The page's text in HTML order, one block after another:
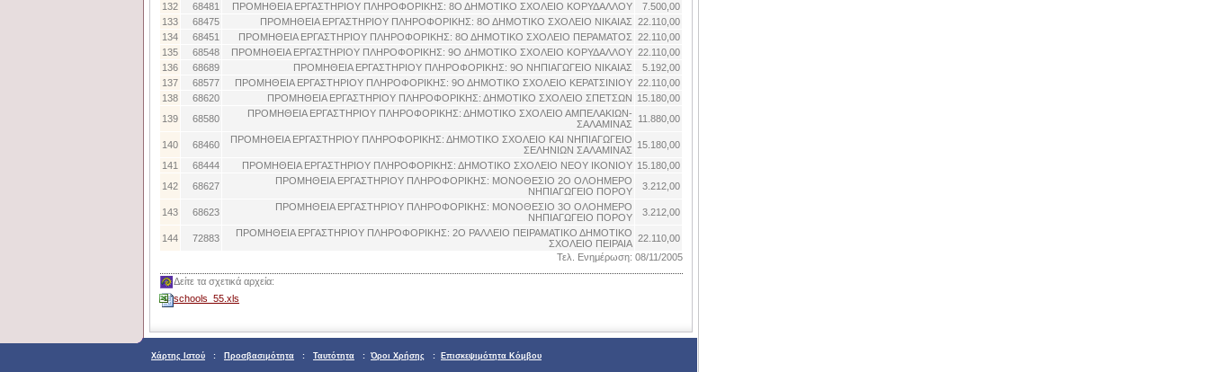
132
68481 ΠΡΟΜΗΘΕΙΑ ΕΡΓΑΣΤΗΡΙΟΥ ΠΛΗΡΟΦΟΡΙΚΗΣ: 8Ο ΔΗΜΟΤΙΚΟ ΣΧΟΛΕΙΟ ΚΟΡΥΔΑΛΛΟΥ
7.500,00
133
68475 ΠΡΟΜΗΘΕΙΑ ΕΡΓΑΣΤΗΡΙΟΥ ΠΛΗΡΟΦΟΡΙΚΗΣ: 8Ο ΔΗΜΟΤΙΚΟ ΣΧΟΛΕΙΟ ΝΙΚΑΙΑΣ 22.110,00
134
68451 ΠΡΟΜΗΘΕΙΑ ΕΡΓΑΣΤΗΡΙΟΥ ΠΛΗΡΟΦΟΡΙΚΗΣ: 8Ο ΔΗΜΟΤΙΚΟ ΣΧΟΛΕΙΟ ΠΕΡΑΜΑΤΟΣ 22.110,00
135
68548 ΠΡΟΜΗΘΕΙΑ ΕΡΓΑΣΤΗΡΙΟΥ ΠΛΗΡΟΦΟΡΙΚΗΣ: 9O ΔΗΜΟΤΙΚΟ ΣΧΟΛΕΙΟ ΚΟΡΥΔΑΛΛΟΥ 22.110,00
136
68689 ΠΡΟΜΗΘΕΙΑ ΕΡΓΑΣΤΗΡΙΟΥ ΠΛΗΡΟΦΟΡΙΚΗΣ: 9O ΝΗΠΙΑΓΩΓΕΙΟ ΝΙΚΑΙΑΣ
5.192,00
137
68577 ΠΡΟΜΗΘΕΙΑ ΕΡΓΑΣΤΗΡΙΟΥ ΠΛΗΡΟΦΟΡΙΚΗΣ: 9Ο ΔΗΜΟΤΙΚΟ ΣΧΟΛΕΙΟ ΚΕΡΑΤΣΙΝΙΟΥ 22.110,00
138
68620 ΠΡΟΜΗΘΕΙΑ ΕΡΓΑΣΤΗΡΙΟΥ ΠΛΗΡΟΦΟΡΙΚΗΣ: ΔΗΜΟΤΙΚΟ ΣΧΟΛΕΙΟ ΣΠΕΤΣΩΝ 15.180,00
139
68580
ΠΡΟΜΗΘΕΙΑ ΕΡΓΑΣΤΗΡΙΟΥ ΠΛΗΡΟΦΟΡΙΚΗΣ: ΔΗΜΟΤΙΚΟ ΣΧΟΛΕΙΟ ΑΜΠΕΛΑΚΙΩΝ-
ΣΑΛΑΜΙΝΑΣ
11.880,00
140 68460
ΠΡΟΜΗΘΕΙΑ ΕΡΓΑΣΤΗΡΙΟΥ ΠΛΗΡΟΦΟΡΙΚΗΣ: ΔΗΜΟΤΙΚΟ ΣΧΟΛΕΙΟ ΚΑΙ ΝΗΠΙΑΓΩΓΕΙΟ
ΣΕΛΗΝΙΩΝ ΣΑΛΑΜΙΝΑΣ 15.180,00
141
68444 ΠΡΟΜΗΘΕΙΑ ΕΡΓΑΣΤΗΡΙΟΥ ΠΛΗΡΟΦΟΡΙΚΗΣ: ΔΗΜΟΤΙΚΟ ΣΧΟΛΕΙΟ ΝΕΟΥ ΙΚΟΝΙΟΥ 15.180,00
142
68627
ΠΡΟΜΗΘΕΙΑ ΕΡΓΑΣΤΗΡΙΟΥ ΠΛΗΡΟΦΟΡΙΚΗΣ: ΜΟΝΟΘΕΣΙΟ 2Ο ΟΛΟΗΜΕΡΟ
ΝΗΠΙΑΓΩΓΕΙΟ ΠΟΡΟΥ
3.212,00
143 68623
ΠΡΟΜΗΘΕΙΑ ΕΡΓΑΣΤΗΡΙΟΥ ΠΛΗΡΟΦΟΡΙΚΗΣ: ΜΟΝΟΘΕΣΙΟ 3Ο ΟΛΟΗΜΕΡΟ
ΝΗΠΙΑΓΩΓΕΙΟ ΠΟΡΟΥ
3.212,00
144 72883
ΠΡΟΜΗΘΕΙΑ ΕΡΓΑΣΤΗΡΙΟΥ ΠΛΗΡΟΦΟΡΙΚΗΣ: 2Ο ΡΑΛΛΕΙΟ ΠΕΙΡΑΜΑΤΙΚΟ ΔΗΜΟΤΙΚΟ
ΣΧΟΛΕΙΟ ΠΕΙΡΑΙΑ 22.110,00
Τελ. Ενημέρωση: 08/11/2005
Δείτε τα σχετικά αρχεία:
schools_55.xls
Χάρτης Ιστού : Προσβασιμότητα : Ταυτότητα : Όροι Χρήσης : Επισκεψιμότητα Κόμβου